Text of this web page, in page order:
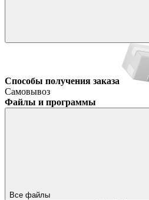
Способы получения заказа
Самовывоз
Файлы и программы
Все файлы